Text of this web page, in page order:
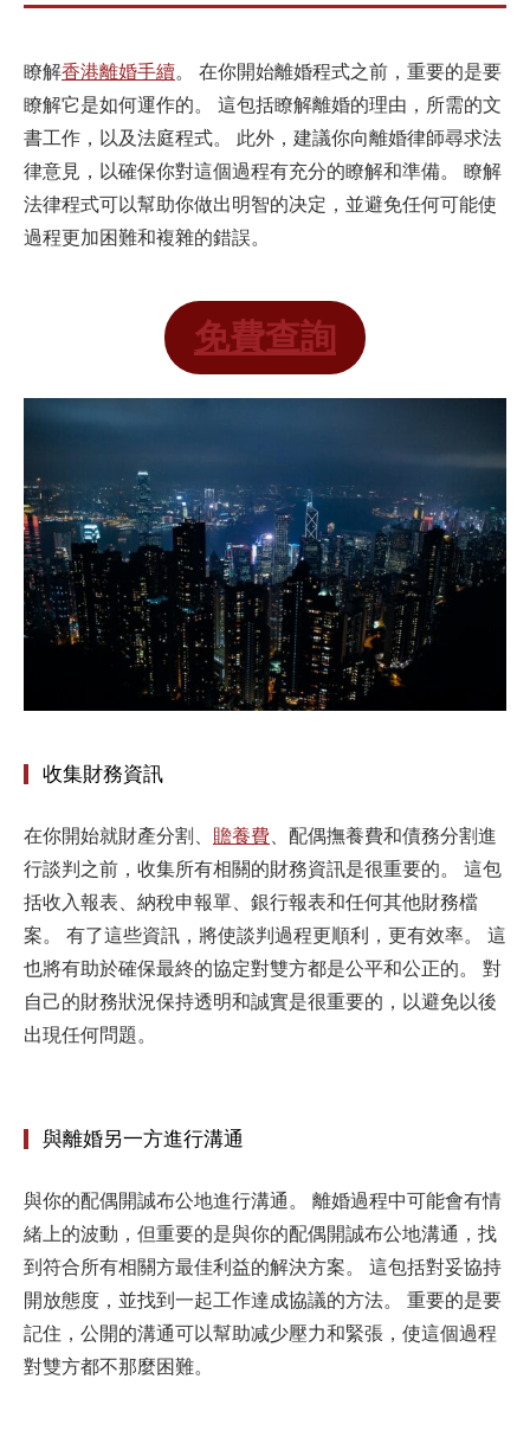
瞭解香港離婚手續。 在你開始離婚程式之前，重要的是要
瞭解它是如何運作的。 這包括瞭解離婚的理由，所需的文
書工作，以及法庭程式。 此外，建議你向離婚律師尋求法
律意見，以確保你對這個過程有充分的瞭解和準備。 瞭解
法律程式可以幫助你做出明智的决定，並避免任何可能使
過程更加困難和複雜的錯誤。
免費查詢
收集財務資訊
在你開始就財產分割、 贍養費、配偶撫養費和債務分割進
行談判之前，收集所有相關的財務資訊是很重要的。 這包
括收入報表、納稅申報單、銀行報表和任何其他財務檔
案。 有了這些資訊，將使談判過程更順利，更有效率。 這
也將有助於確保最終的協定對雙方都是公平和公正的。 對
自己的財務狀況保持透明和誠實是很重要的，以避免以後
出現任何問題。
與離婚另一方進行溝通
與你的配偶開誠布公地進行溝通。
離婚過程中可能會有情
緒上的波動，但重要的是與你的配偶開誠布公地溝通，找
到符合所有相關方最佳利益的解決方案。
這包括對妥協持
開放態度，並找到一起工作達成協議的方法。
重要的是要
記住，公開的溝通可以幫助减少壓力和緊張，使這個過程
對雙方都不那麼困難。